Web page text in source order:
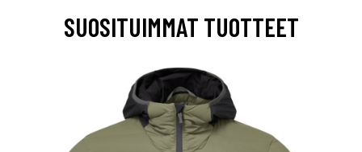
SUOSITUIMMAT TUOTTEET